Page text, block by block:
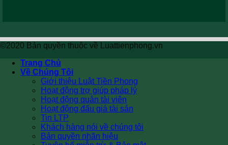
©2020 Bản quyền thuộc về Luattienphong.vn
Trang Chủ
Về Chúng Tôi
Giới thiệu Luật Tiền Phong
Hoạt động trợ giúp pháp lý
Hoạt động quản tài viên
Hoạt động đấu giá tài sản
Tin LTP
Khách hàng nói về chúng tôi
Bản quyền nhãn hiệu